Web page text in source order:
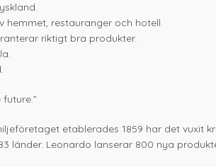
hemmet, restauranger och hotell.
riktigt bra produkter.
etablerades 1859 har det
länder. Leonardo lanserar 800 nya